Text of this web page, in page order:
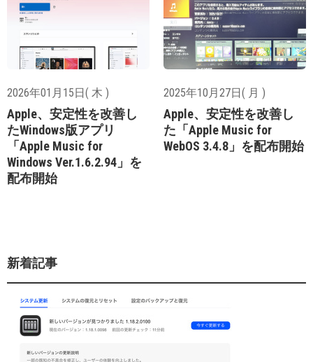
2026年01月15日( 木 )
Apple、安定性を改善し
たWindows版アプリ
「Apple Music for
Windows Ver.1.6.2.94」を
配布開始
2025年10月27日( 月 )
Apple、安定性を改善し
た「Apple Music for
WebOS 3.4.8」を配布開始
新着記事